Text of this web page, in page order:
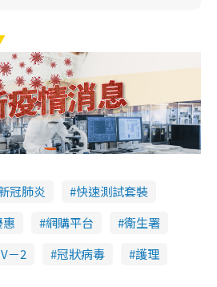
冠肺炎
快速測試套裝
網購平台
衞生署
－2 冠狀病毒 護理